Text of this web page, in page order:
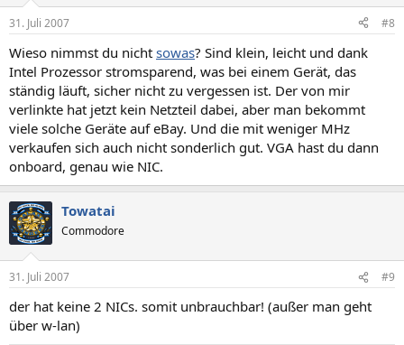
31. Juli 2007 #8
Wieso nimmst du nicht sowas? Sind klein, leicht und dank
Intel Prozessor stromsparend, was bei einem Gerät, das
ständig läuft, sicher nicht zu vergessen ist. Der von mir
verlinkte hat jetzt kein Netzteil dabei, aber man bekommt
viele solche Geräte auf eBay. Und die mit weniger MHz
verkaufen sich auch nicht sonderlich gut. VGA hast du dann
onboard, genau wie NIC.
Towatai
Commodore
31. Juli 2007 #9
der hat keine 2 NICs. somit unbrauchbar! (außer man geht
über w-lan)